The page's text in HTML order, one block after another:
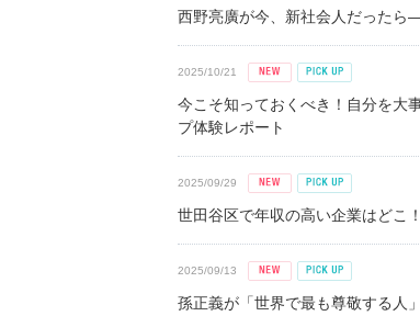
西野亮廣が今、新社会人だったら
2025/10/21
今こそ知っておくべき！自分を大
プ体験レポート
2025/09/29
世田谷区で年収の高い企業はどこ
2025/09/13
孫正義が「世界で最も尊敬する人